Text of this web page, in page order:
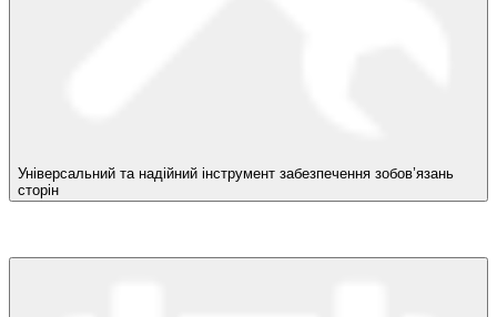
Універсальний та надійний інструмент забезпечення зобов’язань
сторін